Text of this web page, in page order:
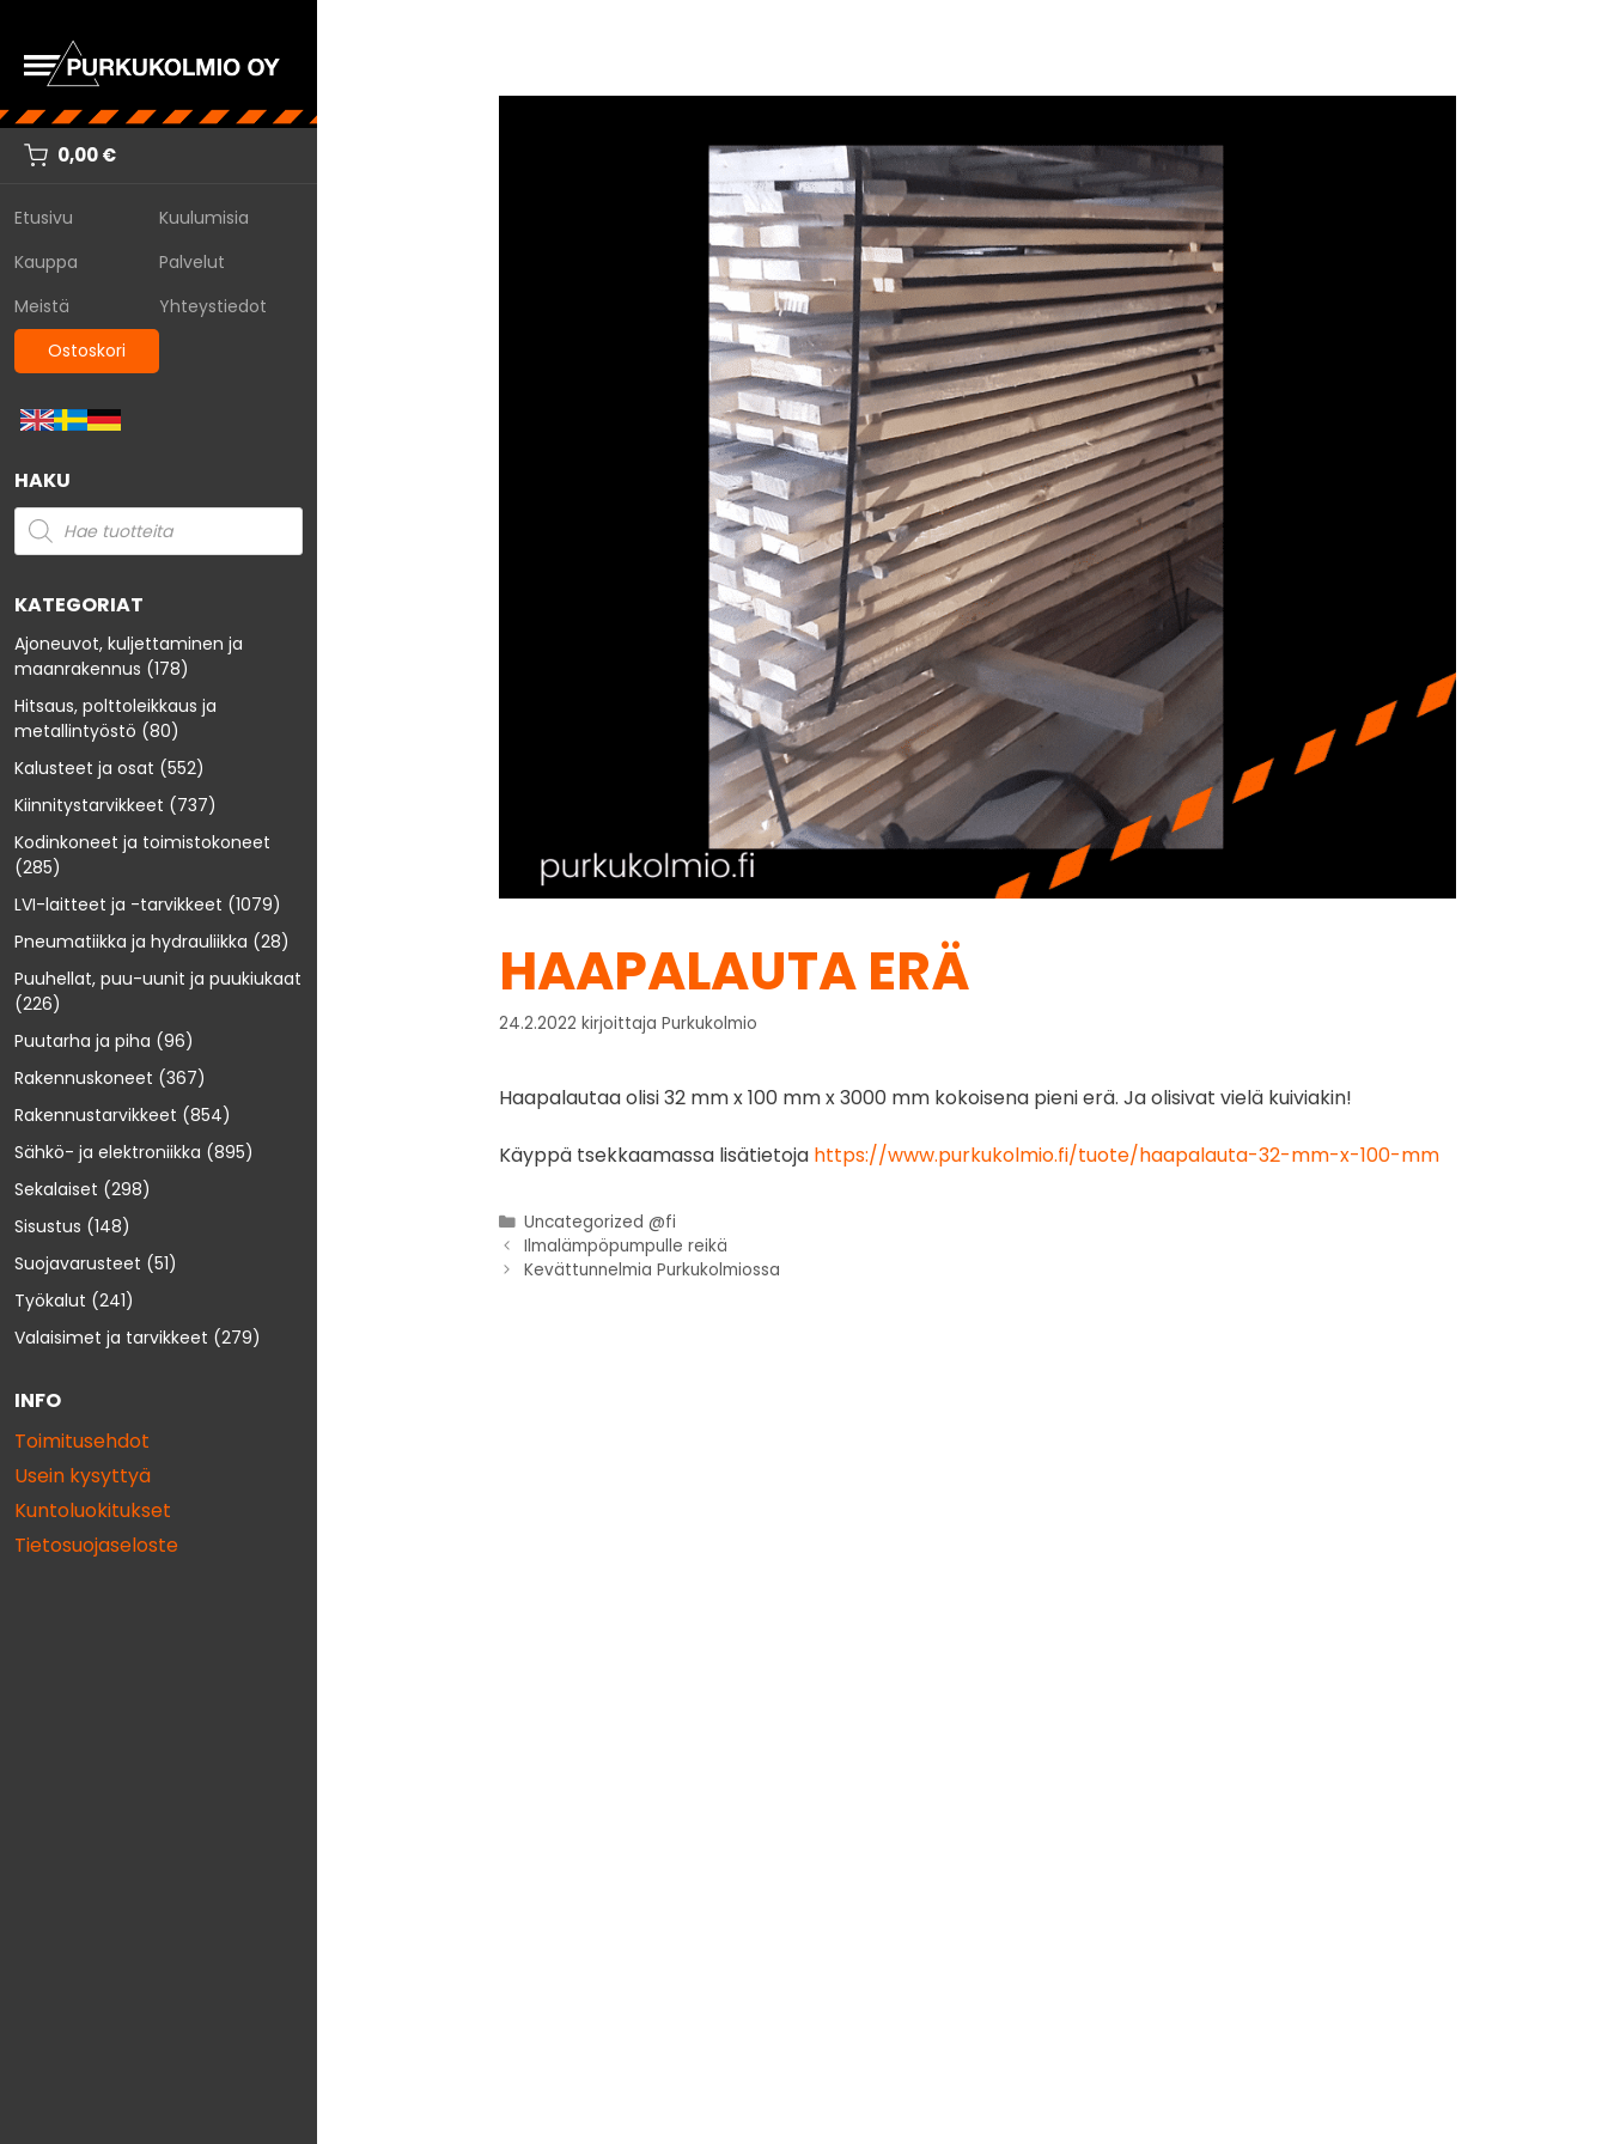
0,00€
Etusivu
Kuulumisia
Kauppa
Palvelut
Meistä
Yhteystiedot
Ostoskori
HAKU
KATEGORIAT
Ajoneuvot, kuljettaminen ja
maanrakennus (178)
Hitsaus, polttoleikkaus ja
metallintyöstö (80)
Kalusteet ja osat (552)
Kiinnitystarvikkeet (737)
Kodinkoneet ja toimistokoneet
(285)
LVI-laitteet ja -tarvikkeet (1079)
Pneumatiikka ja hydrauliikka (28)
Puuhellat, puu-uunit ja puukiukaat
(226)
Puutarha ja piha (96)
Rakennuskoneet (367)
Rakennustarvikkeet (854)
Sähkö- ja elektroniikka (895)
Sekalaiset (298)
Sisustus (148)
Suojavarusteet (51)
Työkalut (241)
Valaisimet ja tarvikkeet (279)
INFO
Toimitusehdot
Usein kysyttyä
Kuntoluokitukset
Tietosuojaseloste
HAAPALAUTA ERÄ
24.2.2022 kirjoittaja Purkukolmio
Haapalautaa olisi 32 mm x 100 mm x 3000 mm kokoisena pieni erä. Ja olisivat vielä kuiviakin!
Käyppä tsekkaamassa lisätietoja https://www.purkukolmio.fi/tuote/haapalauta-32-mm-x-100-mm
Uncategorized @fi
Ilmalämpöpumpulle reikä
Kevättunnelmia Purkukolmiossa